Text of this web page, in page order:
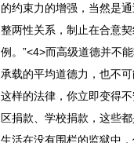
的约束力的增强，当然是
整两性关系，制止在合意
例。”<4>而高级道德并不
承载的平均道德力，也不
这样的法律，你立即变得
区捐款、学校捐款，这些
生活在没有围栏的监狱中